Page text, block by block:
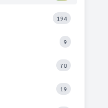
194
9
70
19